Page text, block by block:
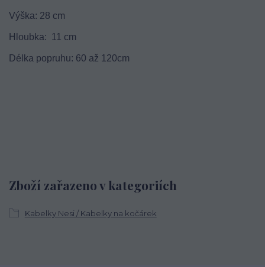
Výška: 28 cm
Hloubka: 11 cm
Délka popruhu: 60 až 120cm
Zboží zařazeno v kategoriích
Kabelky Nesi / Kabelky na kočárek